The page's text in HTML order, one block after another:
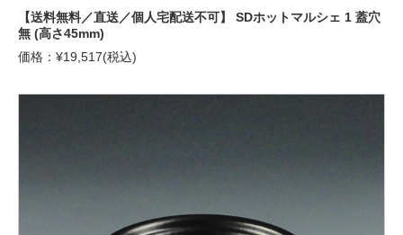
【送料無料／直送／個人宅配送不可】 SDホットマルシェ 1 蓋穴
無 (高さ45mm)
価格：¥19,517(税込)